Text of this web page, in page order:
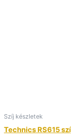
Szíj készletek
Technics RS615